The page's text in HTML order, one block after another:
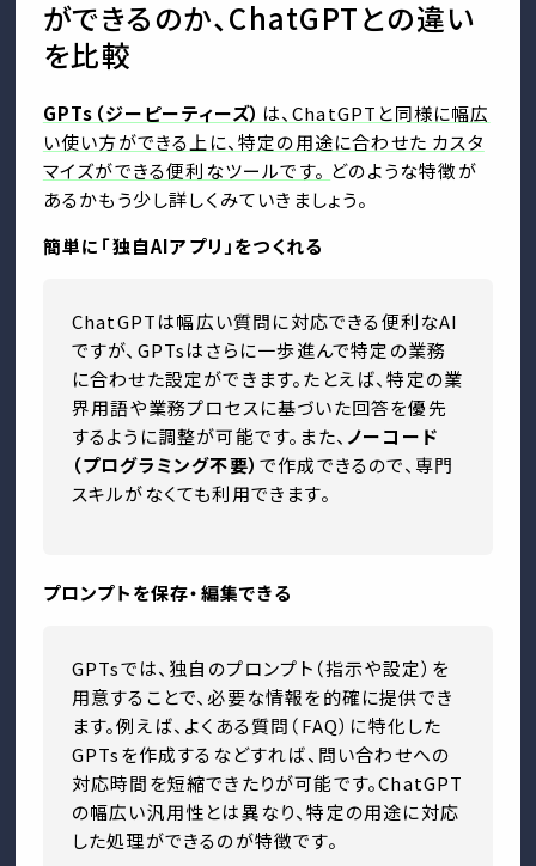
ができるのか、ChatGPTとの違い
を比較
GPTs（ジーピーティーズ） は、ChatGPTと同様に幅広
い使い方ができる上に、特定の用途に合わせた カスタ
マイズができる便利なツールです。 どのような特徴が
あるかもう少し詳しくみていきましょう。
簡単に「独自AIアプリ」をつくれる
ChatGPTは幅広い質問に対応できる便利なAI
ですが、GPTsはさらに一歩進んで特定の業務
に合わせた設定ができます。たとえば、特定の業
界用語や業務プロセスに基づいた回答を優先
するように調整が可能です。また、 ノーコード
（プログラミング不要）で作成できるので、専門
スキルがなくても利用できます。
プロンプトを保存・編集できる
GPTsでは、独自のプロンプト（指示や設定）を
用意することで、必要な情報を的確に提供でき
ます。例えば、よくある質問（FAQ）に特化した
GPTsを作成するなどすれば、問い合わせへの
対応時間を短縮できたりが可能です。ChatGPT
の幅広い汎用性とは異なり、特定の用途に対応
した処理ができるのが特徴です。